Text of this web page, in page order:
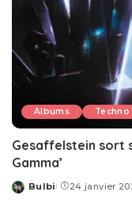
Albums Techno
Gesaffelstein sort
Gamma’
Posted
Bulbi 24 janvier